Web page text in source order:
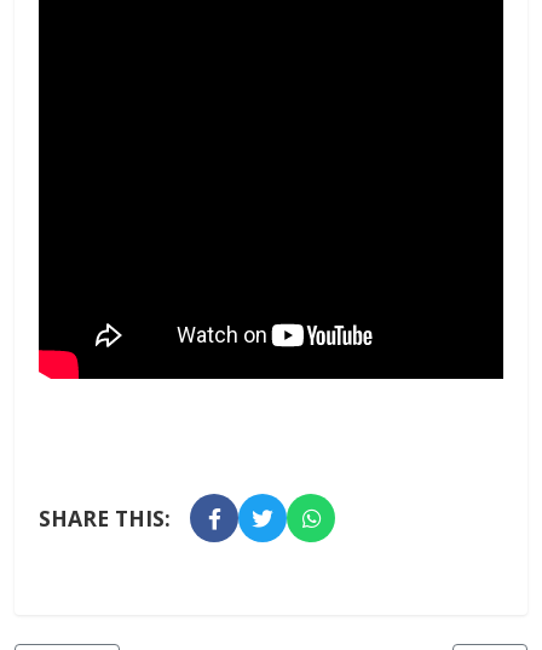
SHARE THIS: